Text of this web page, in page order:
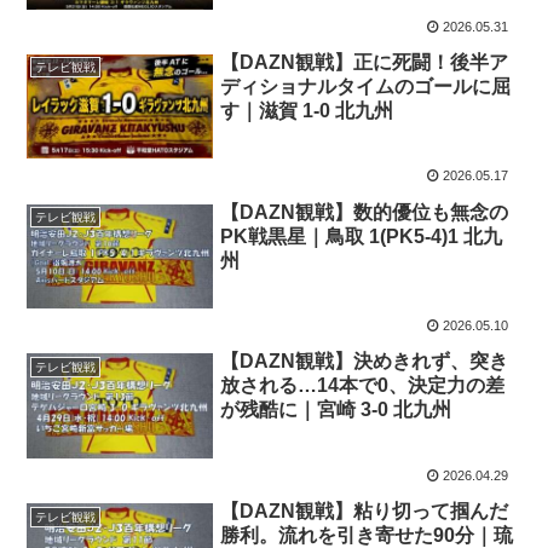
2026.05.31
テレビ観戦
【DAZN観戦】正に死闘！後半ア
ディショナルタイムのゴールに屈
す｜滋賀 1-0 北九州
2026.05.17
テレビ観戦
【DAZN観戦】数的優位も無念の
PK戦黒星｜鳥取 1(PK5-4)1 北九
州
2026.05.10
テレビ観戦
【DAZN観戦】決めきれず、突き
放される…14本で0、決定力の差
が残酷に｜宮崎 3-0 北九州
2026.04.29
テレビ観戦
【DAZN観戦】粘り切って掴んだ
勝利。流れを引き寄せた90分｜琉